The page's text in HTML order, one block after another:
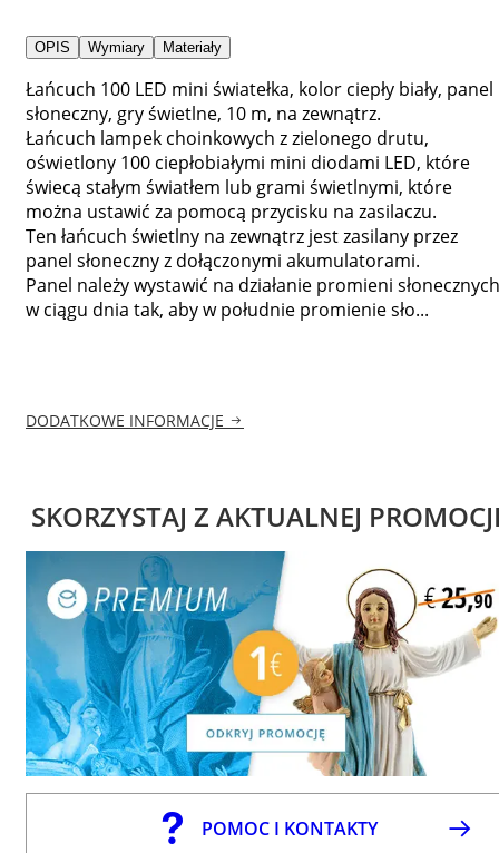
OPIS Wymiary Materiały
Łańcuch 100 LED mini światełka, kolor ciepły biały, panel
słoneczny, gry świetlne, 10 m, na zewnątrz.
Łańcuch lampek choinkowych z zielonego drutu,
oświetlony 100 ciepłobiałymi mini diodami LED, które
świecą stałym światłem lub grami świetlnymi, które
można ustawić za pomocą przycisku na zasilaczu.
Ten łańcuch świetlny na zewnątrz jest zasilany przez
panel słoneczny z dołączonymi akumulatorami.
Panel należy wystawić na działanie promieni słonecznych
w ciągu dnia tak, aby w południe promienie sło...
DODATKOWE INFORMACJE
SKORZYSTAJ Z AKTUALNEJ
POMOC I KONTAKTY